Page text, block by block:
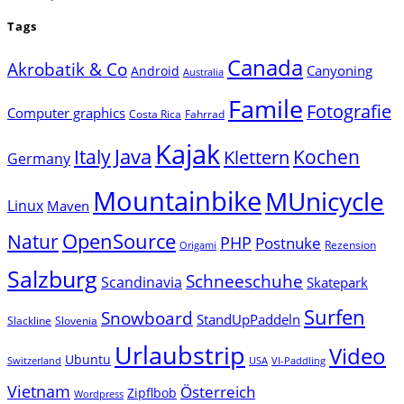
Tags
Akrobatik & Co Android Australia Canada Canyoning
Computer graphics Costa Rica Fahrrad Famile Fotografie
Germany Italy Java Kajak Klettern Kochen
Linux Maven MountainbikeMUnicycle
NaturOpenSource Origami PHP Postnuke Rezension
SalzburgScandinavia Schneeschuhe Skatepark
Slackline Slovenia Snowboard StandUpPaddeln Surfen
Switzerland Ubuntu Urlaubstrip USA VI-Paddling Video
Vietnam Wordpress Zipflbob Österreich